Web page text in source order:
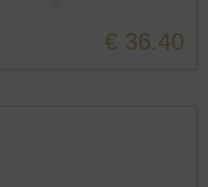
€ 36.40